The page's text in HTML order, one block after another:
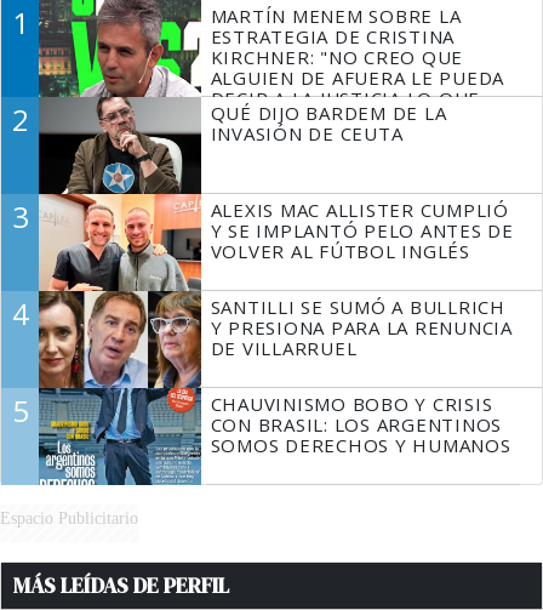
1
MARTÍN MENEM SOBRE LA
ESTRATEGIA DE CRISTINA
KIRCHNER: "NO CREO QUE
ALGUIEN DE AFUERA LE PUEDA
DECIR A LA JUSTICIA LO QUE
TIENE QUE HACER"
2
QUÉ DIJO BARDEM DE LA
INVASIÓN DE CEUTA
3
ALEXIS MAC ALLISTER CUMPLIÓ
Y SE IMPLANTÓ PELO ANTES DE
VOLVER AL FÚTBOL INGLÉS
4
SANTILLI SE SUMÓ A BULLRICH
Y PRESIONA PARA LA RENUNCIA
DE VILLARRUEL
5
CHAUVINISMO BOBO Y CRISIS
CON BRASIL: LOS ARGENTINOS
SOMOS DERECHOS Y HUMANOS
Espacio Publicitario
MÁS LEÍDAS DE PERFIL